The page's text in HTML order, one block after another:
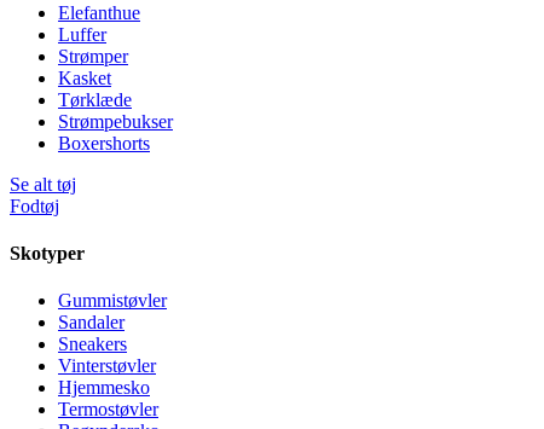
Elefanthue
Luffer
Strømper
Kasket
Tørklæde
Strømpebukser
Boxershorts
Se alt tøj
Fodtøj
Skotyper
Gummistøvler
Sandaler
Sneakers
Vinterstøvler
Hjemmesko
Termostøvler